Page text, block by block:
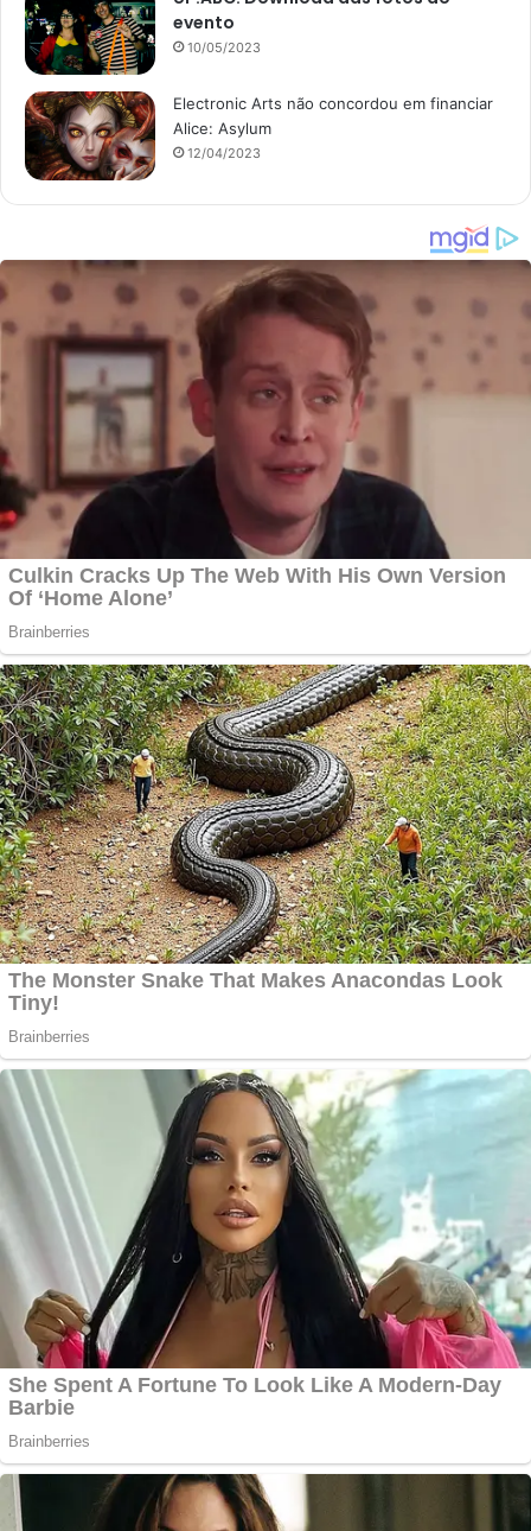
evento
10/05/2023
Electronic Arts não concordou em financiar
Alice: Asylum
12/04/2023